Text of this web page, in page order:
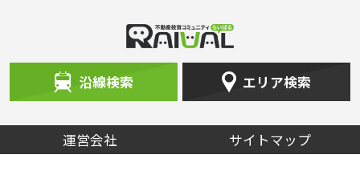
沿線検索 エリア検索
運営会社 サイトマップ